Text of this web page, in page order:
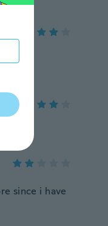
since i have